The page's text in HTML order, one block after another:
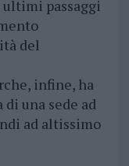
passaggi
del
infine, ha
una sede ad
ad altissimo